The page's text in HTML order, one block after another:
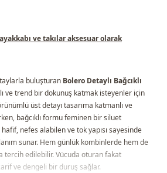
ve takılar aksesuar olarak
buluşturan Bolero Detaylı Bağcıklı
ve trend bir dokunuş katmak isteyenler için
üst detayı tasarıma katmanlı ve
bağcıklı formu feminen bir siluet
nefes alabilen ve tok yapısı sayesinde
sunar. Hem günlük kombinlerde hem de
tercih edilebilir. Vücuda oturan fakat
ve dengeli bir duruş sağlar.